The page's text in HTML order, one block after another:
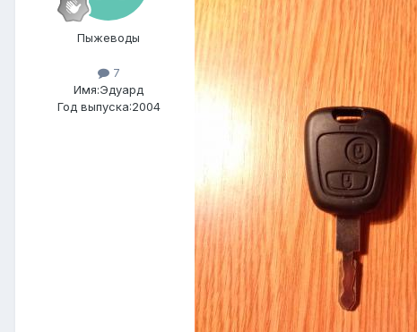
Пыжеводы
7
Имя:Эдуард
Год выпуска:2004